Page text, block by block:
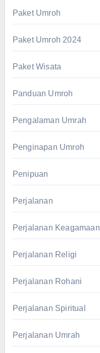
Paket Umroh
Paket Umroh 2024
Paket Wisata
Panduan Umroh
Pengalaman Umrah
Penginapan Umroh
Penipuan
Perjalanan
Perjalanan Keagamaan
Perjalanan Religi
Perjalanan Rohani
Perjalanan Spiritual
Perjalanan Umrah